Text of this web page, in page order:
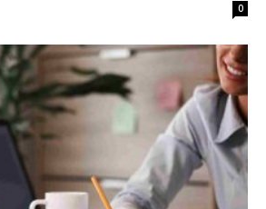
0